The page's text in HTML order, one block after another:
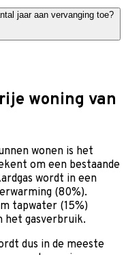
woning van
wonen is het
om een bestaande
wordt in een
(80%).
tapwater (15%)
het gasverbruik.
dus in de meeste